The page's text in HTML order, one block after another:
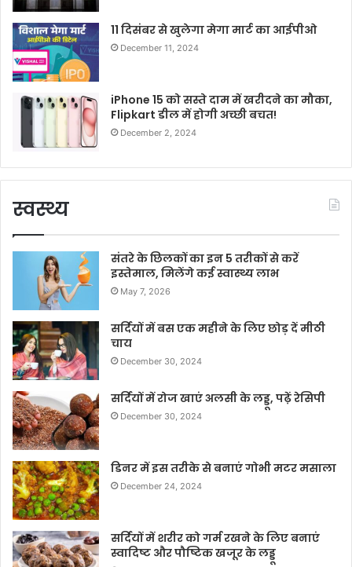
11 दिसंबर से खुलेगा मेगा मार्ट का आईपीओ
December 11, 2024
iPhone 15 को सस्ते दाम में खरीदने का मौका,
Flipkart डील में होगी अच्छी बचत!
December 2, 2024
स्वस्थ्य
संतरे के छिलकों का इन 5 तरीकों से करें
इस्तेमाल, मिलेंगे कई स्वास्थ्य लाभ
May 7, 2026
सर्दियों में बस एक महीने के लिए छोड़ दें मीठी
चाय
December 30, 2024
सर्दियों में रोज खाएं अलसी के लड्डू, पढ़ें रेसिपी
December 30, 2024
डिनर में इस तरीके से बनाएं गोभी मटर मसाला
December 24, 2024
सर्दियों में शरीर को गर्म रखने के लिए बनाएं
स्वादिष्ट और पौष्टिक खजूर के लड्डू